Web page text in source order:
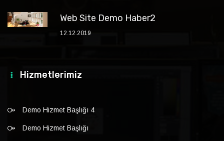
Web Site Demo Haber2
12.12.2019
Hizmetlerimiz
Demo Hizmet Başlığı 4
Demo Hizmet Başlığı